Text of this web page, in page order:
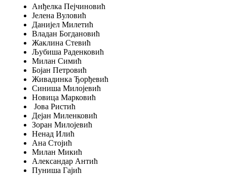
Анђелка Пејчиновић
Јелена Вуловић
Данијел Милетић
Владан Богдановић
Жаклина Стевић
Љубиша Раденковић
Милан Симић
Бојан Петровић
Живадинка Ђорђевић
Синиша Милојевић
Новица Марковић
Јова Ристић
Дејан Миленковић
Зоран Милојевић
Ненад Илић
Ана Стојић
Милан Микић
Александар Антић
Пуниша Гајић